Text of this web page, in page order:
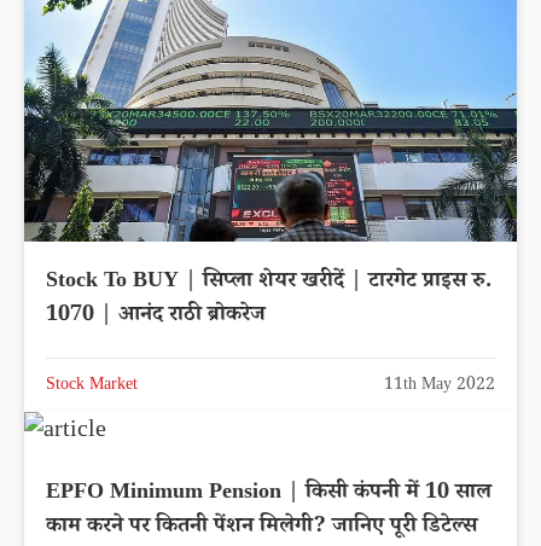
Stock To BUY | सिप्ला शेयर खरीदें | टारगेट प्राइस रु.
1070 | आनंद राठी ब्रोकरेज
Stock Market 11th May 2022
EPFO Minimum Pension | किसी कंपनी में 10 साल
काम करने पर कितनी पेंशन मिलेगी? जानिए पूरी डिटेल्स